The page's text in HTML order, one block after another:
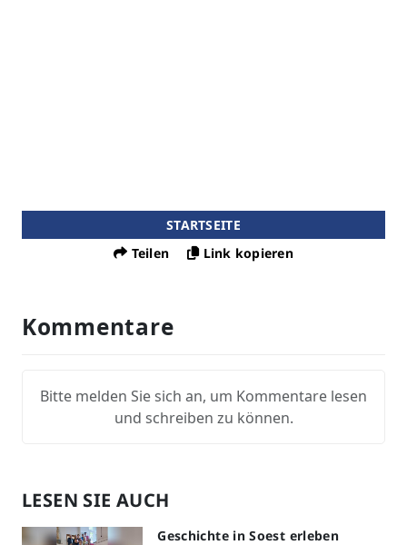
STARTSEITE
Teilen
Link kopieren
Kommentare
Bitte melden Sie sich an, um Kommentare lesen
und schreiben zu können.
LESEN SIE AUCH
Geschichte in Soest erleben